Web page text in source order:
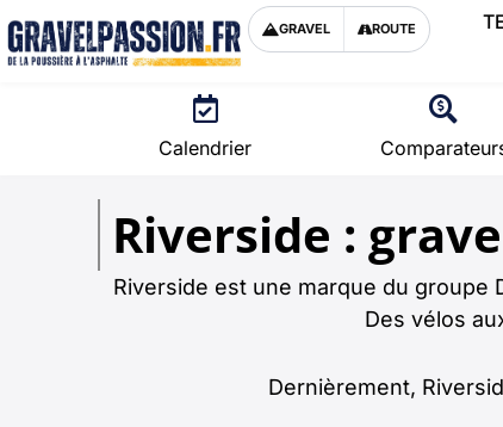
GRAVEL ROUTE
Calendrier
Riverside :
Riverside est une marque du groupe
Des vélos
Dernièrement,